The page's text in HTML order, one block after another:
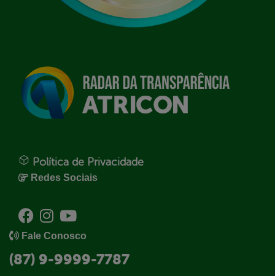
Política de Privacidade
Redes Sociais
Fale Conosco
(87) 9-9999-7787